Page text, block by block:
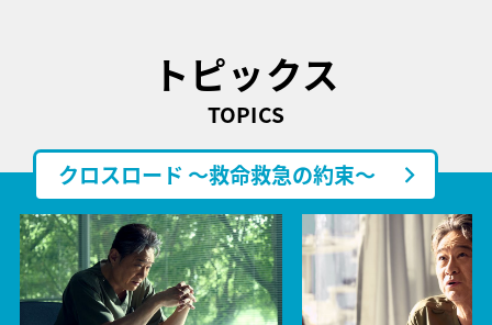
トピックス
TOPICS
クロスロード ～救命救急の約束～